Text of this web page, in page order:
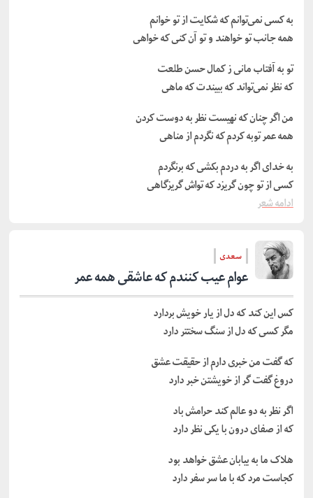
به کسی نمی‌توانم که شکایت از تو خوانم
همه جانب تو خواهند و تو آن کنی که خواهی
تو به آفتاب مانی ز کمال حسن طلعت
که نظر نمی‌تواند که ببیندت که ماهی
من اگر چنان که نهیست نظر به دوست کردن
همه عمر توبه کردم که نگردم از مناهی
به خدای اگر به دردم بکشی که برنگردم
کسی از تو چون گریزد که تواش گریزگاهی
ادامه شعر
سعدی
عوام عیب کنندم که عاشقی همه عمر
کس این کند که دل از یار خویش بردارد
مگر کسی که دل از سنگ سختتر دارد
که گفت من خبری دارم از حقیقت عشق
دروغ گفت گر از خویشتن خبر دارد
اگر نظر به دو عالم کند حرامش باد
که از صفای درون با یکی نظر دارد
هلاک ما به بیابان عشق خواهد بود
کجاست مرد که با ما سر سفر دارد